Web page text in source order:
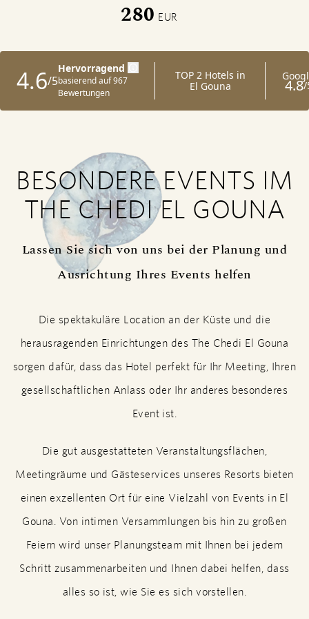
280 EUR
BESONDERE EVENTS IM
THE CHEDI EL GOUNA
Lassen Sie sich von uns bei der Planung und
Ausrichtung Ihres Events helfen
Die spektakuläre Location an der Küste und die
herausragenden Einrichtungen des The Chedi El Gouna
sorgen dafür, dass das Hotel perfekt für Ihr Meeting, Ihren
gesellschaftlichen Anlass oder Ihr anderes besonderes
Event ist.
Die gut ausgestatteten Veranstaltungsflächen,
Meetingräume und Gästeservices unseres Resorts bieten
einen exzellenten Ort für eine Vielzahl von Events in El
Gouna. Von intimen Versammlungen bis hin zu großen
Feiern wird unser Planungsteam mit Ihnen bei jedem
Schritt zusammenarbeiten und Ihnen dabei helfen, dass
alles so ist, wie Sie es sich vorstellen.